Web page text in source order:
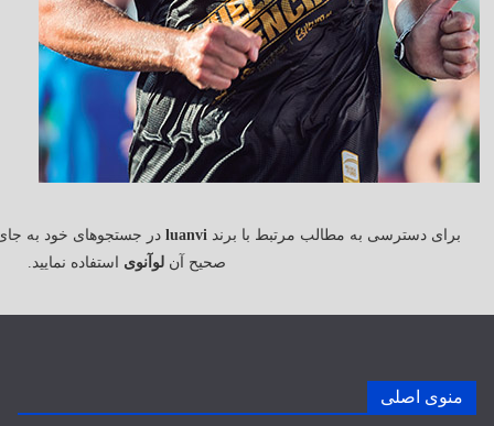
برای دسترسی به مطالب مرتبط با برندluanvi در جستجوهای خود به
صحیح آنلوآنوی استفاده نمایید.
منوی اصلی